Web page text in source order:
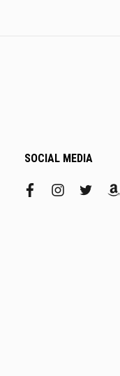
SOCIAL MEDIA
facebookinstagram
twitter